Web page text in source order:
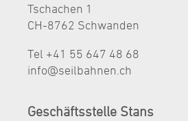
Tschachen 1
CH-8762 Schwanden
Tel +41 55 647 48 68
nf
s lb hn n ch
Geschäftsstelle Stans